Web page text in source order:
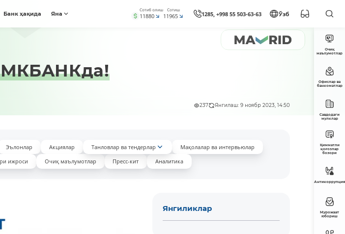
Банк ҳақида Яна
Сотиб олиш
11880
Сотиш
11965 1285, +998 55 503-63-63 Ўзб
МКБAНКда!
237 Янгилаш: 9 ноябр 2023, 14:50
Эълонлар Акциялар Танловлар ва тендерлар
Мақолалар ва интервьюлар
ижроси Очиқ маълумотлар Пресс-кит Аналитика
Янгиликлар
Очиқ
маълумотлар
Офислар ва
банкоматлар
Савдодаги
мулклар
Қимматли
қоғозлар
бозори
Антикоррупция
Мурожаат
юбориш